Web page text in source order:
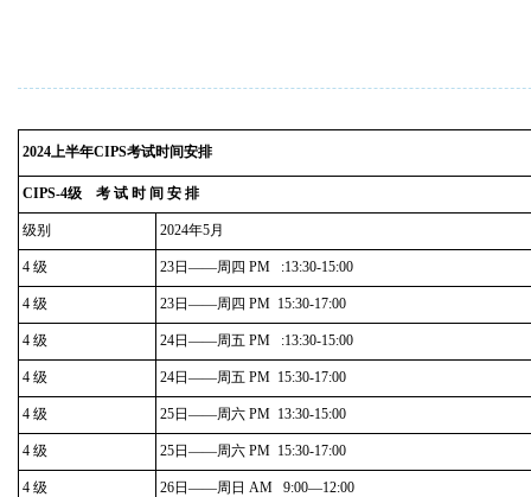
2024上半年CIPS考试时间安排
CIPS-4级 考 试 时 间 安 排
级别 2024年5月
4 级 23日——周四 PM :13:30-15:00
4 级 23日——周四 PM 15:30-17:00
4 级 24日——周五 PM :13:30-15:00
4 级 24日——周五 PM 15:30-17:00
4 级 25日——周六 PM 13:30-15:00
4 级 25日——周六 PM 15:30-17:00
4 级 26日——周日 AM 9:00—12:00